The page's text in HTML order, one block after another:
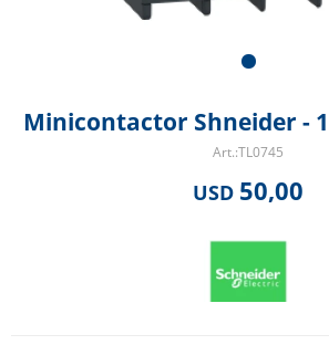
Minicontactor Shneider -
TL0745
USD 50,00